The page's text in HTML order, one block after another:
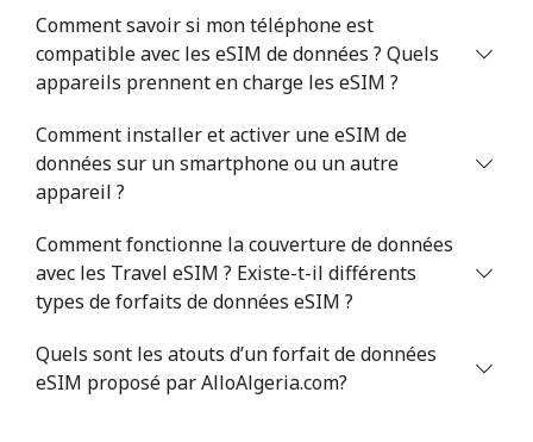
Comment savoir si mon téléphone est
compatible avec les eSIM de données ? Quels
appareils prennent en charge les eSIM ?
Comment installer et activer une eSIM de
données sur un smartphone ou un autre
appareil ?
Comment fonctionne la couverture de données
avec les Travel eSIM ? Existe-t-il différents
types de forfaits de données eSIM ?
Quels sont les atouts d’un forfait de données
eSIM proposé par AlloAlgeria.com?